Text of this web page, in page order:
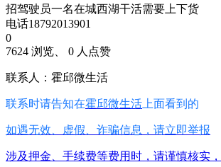
招驾驶员一名在城西湖干活需要上下货
电话18792013901
0
7624 浏览、 0 人点赞
联系人：霍邱微生活
联系时请告知在霍邱微生活 上面看到的
如遇无效、虚假、诈骗信息，请立即举报
涉及押金、手续费等费用时，请谨慎核实，